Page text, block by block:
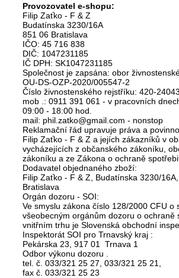
Provozovatel e-shopu:
Filip Zaťko - F & Z
Budatínska 3230/16A
851 06 Bratislava
IČO: 45 716 838
DIČ: 1047231185
IČ DPH: SK1047231185
Společnost je zapsána: obor
OU-DS-OZP-2020/005547-2
Číslo živnostenského rejstříku: 420-24043
mob .: 0911 391 061 - v pracovních
09:00 - 18:00 hod.
mail: phil.zatko@gmail.com - nonstop
Reklamační řád upravuje práva a
Filip Zaťko - F & Z a jejích zákazníků v
vycházejících z občanského zákoníku,
zákoníku a ze Zákona o ochraně
Dodavatel objednaného zboží:
Filip Zaťko - F & Z, Budatínska 3230/
Bratislava
Orgán dozoru - SOI:
Ve smyslu zákona číslo 128/2000 CFU o
všeobecným orgánům dozoru o ochraně
vnitřním trhu je Slovenská obchodní
Inspektorát SOI pro Trnavský kraj :
Pekárska 23, 917 01 Trnava 1
Odbor výkonu dozoru .
tel. č. 033/321 25 27, 033/321 25 21,
fax č. 033/321 25 23